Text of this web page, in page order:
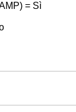
= Sì